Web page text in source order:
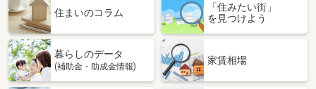
住まいのコラム
「住みたい街」
を見つけよう
暮らしのデータ
(補助金・助成金情報)
家賃相場